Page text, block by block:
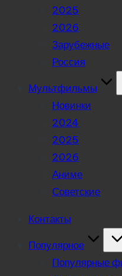
2025
2026
Зарубежные
Россия
Мультфильмы
Новинки
2024
2025
2026
Аниме
Советские
Контакты
Популярное
Популярные